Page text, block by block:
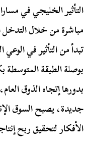
التأثير الخليجي في
مباشرة من خلال
تبدأ من التأثير في
بوصلة الطبقة
بدورها إتجاه الذوق
جديدة، يصبح السوق
الأفكار لتحقيق ربح